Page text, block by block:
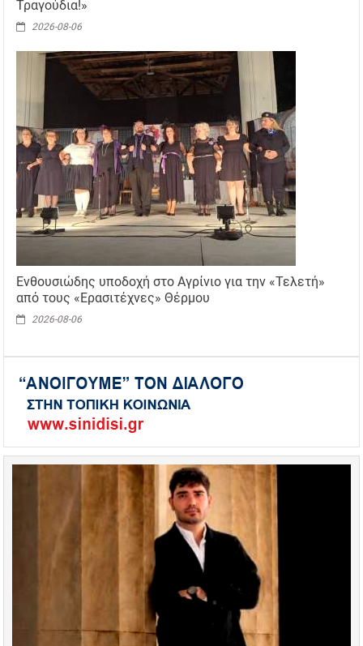
Τραγούδια!»
2026-08-06
Ενθουσιώδης υποδοχή στο Αγρίνιο για την «Τελετή»
από τους «Ερασιτέχνες» Θέρμου
2026-08-06